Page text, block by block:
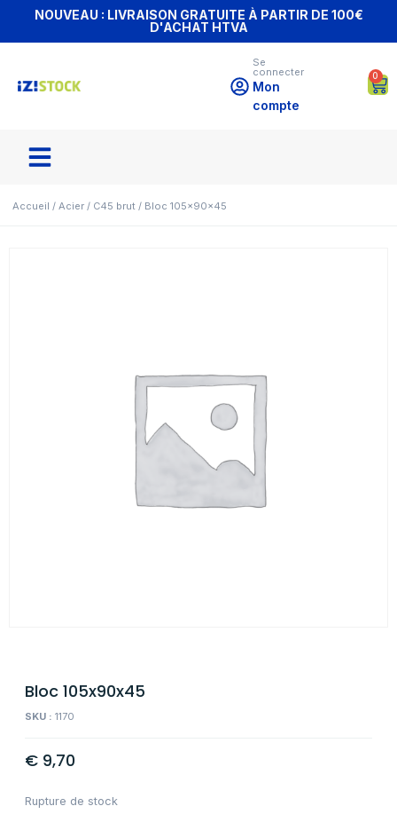
NOUVEAU : LIVRAISON GRATUITE À PARTIR DE 100€
D'ACHAT HTVA
Se
connecter
Mon
compte
0
Accueil / Acier / C45 brut / Bloc 105x90x45
Bloc 105x90x45
SKU : 1170
€ 9,70
Rupture de stock